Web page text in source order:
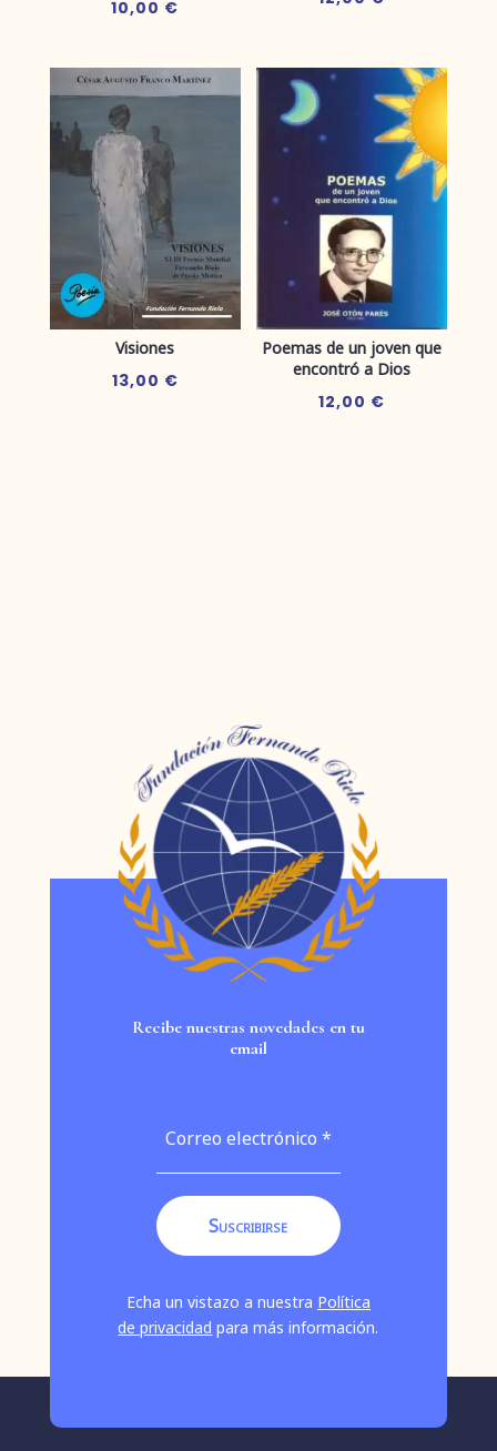
10,00 €
Visiones
13,00 €
Poemas de un joven que
encontró a Dios
12,00 €
Recibe nuestras novedades en tu
email
Echa un vistazo a nuestra Política
de privacidad para más información.